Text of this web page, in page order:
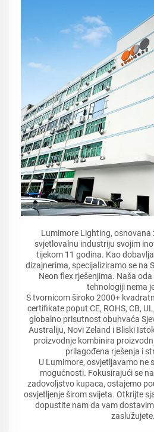
Lumimore Lighting, osnovana
svjetlovalnu industriju svojim
tijekom 11 godina. Kao
dizajnerima, specijaliziramo se na
Neon flex rješenjima. Naša
tehnologiji nema
S tvornicom široko 2000+
certifikate poput CE, ROHS, CB,
globalno prisutnost obuhvaća
Australiju, Novi Zeland i Bliski
proizvodnje kombinira
prilagođena rješenja i
U Lumimore, osvjetljavamo ne
mogućnosti. Fokusirajući se
zadovoljstvo kupaca, ostajemo
osvjetljenje širom svijeta. Otkrijte
dopustite nam da vam
zaslužujete.